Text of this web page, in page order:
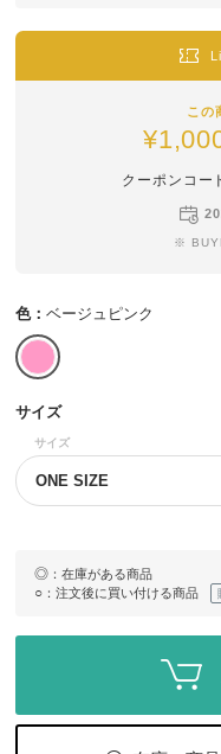
この
クーポンコー
※
色： ベージュピンク
サイズ
サイズ
ONE SIZE
◎ ：在庫がある商品
○ ：注文後に買い付ける商品